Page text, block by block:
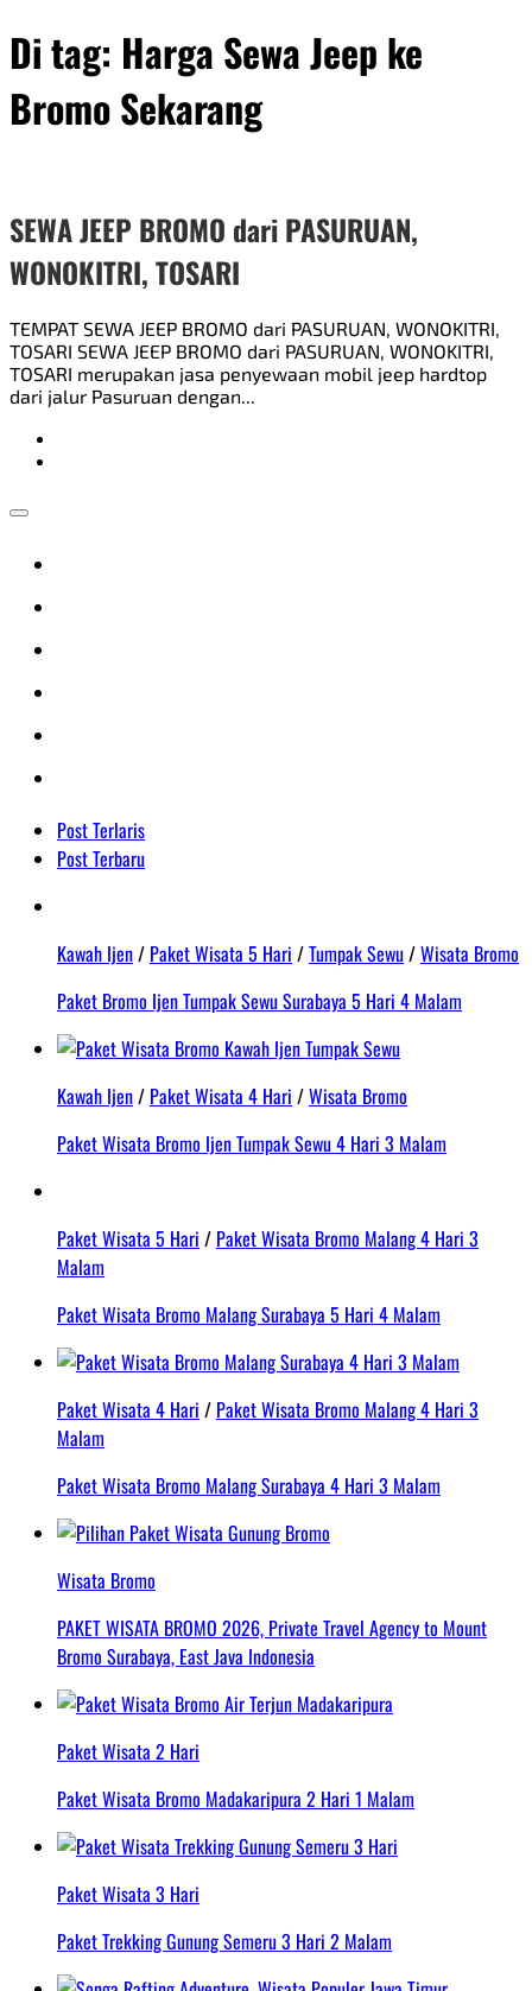
Di tag: Harga Sewa Jeep ke
Bromo Sekarang
SEWA JEEP BROMO dari PASURUAN,
WONOKITRI, TOSARI
TEMPAT SEWA JEEP BROMO dari PASURUAN, WONOKITRI,
TOSARI SEWA JEEP BROMO dari PASURUAN, WONOKITRI,
TOSARI merupakan jasa penyewaan mobil jeep hardtop
dari jalur Pasuruan dengan...
Post Terlaris
Post Terbaru
Kawah Ijen/ Paket Wisata 5 Hari /Tumpak Sewu/Wisata Bromo
Paket Bromo Ijen Tumpak Sewu Surabaya 5 Hari 4 Malam
Kawah Ijen/ Paket Wisata 4 Hari /Wisata Bromo
Paket Wisata Bromo Ijen Tumpak Sewu 4 Hari 3 Malam
Paket Wisata 5 Hari / Paket Wisata Bromo Malang 4 Hari 3
Malam
Paket Wisata Bromo Malang Surabaya 5 Hari 4 Malam
Paket Wisata 4 Hari / Paket Wisata Bromo Malang 4 Hari 3
Malam
Paket Wisata Bromo Malang Surabaya 4 Hari 3 Malam
Wisata Bromo
PAKET WISATA BROMO 2026, Private Travel Agency to Mount
Bromo Surabaya, East Java Indonesia
Paket Wisata 2 Hari
Paket Wisata Bromo Madakaripura 2 Hari 1 Malam
Paket Wisata 3 Hari
Paket Trekking Gunung Semeru 3 Hari 2 Malam